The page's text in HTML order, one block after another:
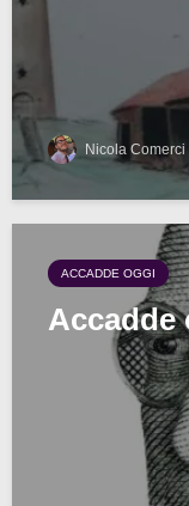
Nicola Comerci
ACCADDE OGGI
Accadde